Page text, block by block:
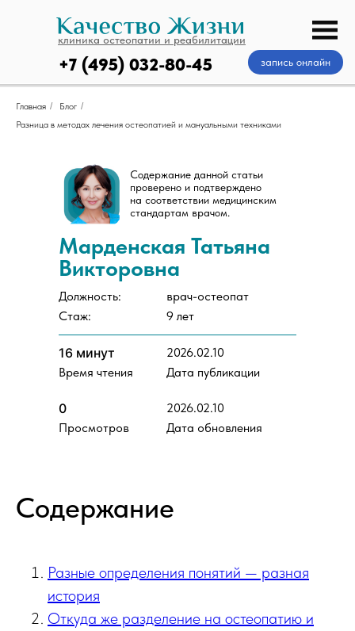
клиника остеопатии и реабилитации
+7 (495) 032-80-45 запись онлайн
Главная / Блог /
Разница в методах лечения остеопатией и мануальными техниками
9 лет
Стаж:
врач-остеопат
Должность:
Марденская Татьяна
Викторовна
Содержание данной статьи
проверено и подтверждено
на соответствии медицинским
стандартам врачом.
Просмотров
0
Время чтения
16 минут
Дата обновления
2026.02.10
Дата публикации
2026.02.10
Содержание
Разные определения понятий — разная
история
Откуда же разделение на остеопатию и